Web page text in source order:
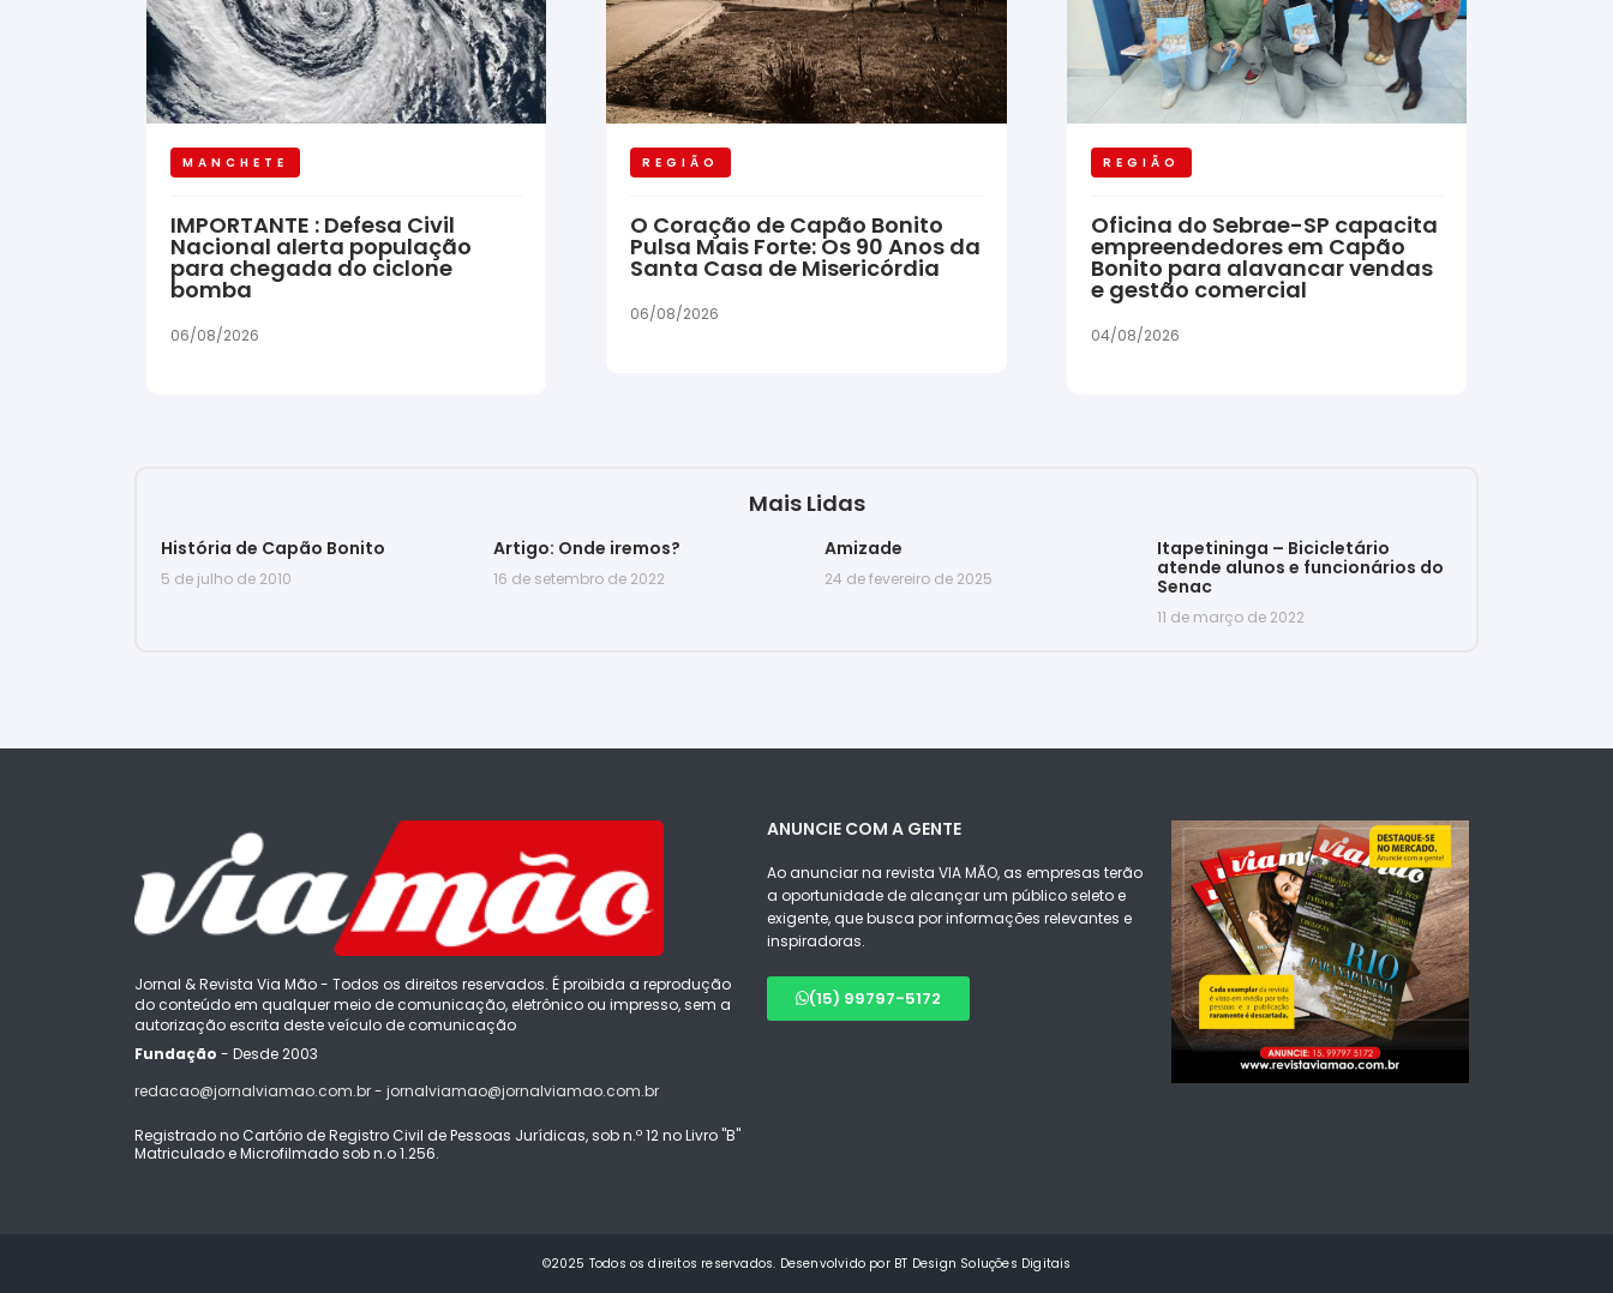
MANCHETE
IMPORTANTE : Defesa Civil
Nacional alerta população
para chegada do ciclone
bomba
06/08/2026
REGIÃO
O Coração de Capão Bonito
Pulsa Mais Forte: Os 90 Anos da
Santa Casa de Misericórdia
06/08/2026
REGIÃO
Oficina do Sebrae-SP capacita
empreendedores em Capão
Bonito para alavancar vendas
e gestão comercial
04/08/2026
Mais Lidas
História de Capão Bonito
5 de julho de 2010
Artigo: Onde iremos?
16 de setembro de 2022
Amizade
24 de fevereiro de 2025
Itapetininga – Bicicletário
atende alunos e funcionários do
Senac
11 de março de 2022
Jornal & Revista Via Mão - Todos os direitos reservados. É proibida a reprodução
do conteúdo em qualquer meio de comunicação, eletrônico ou impresso, sem a
autorização escrita deste veículo de comunicação
Fundação - Desde 2003
redacao@jornalviamao.com.br - jornalviamao@jornalviamao.com.br
Registrado no Cartório de Registro Civil de Pessoas Jurídicas, sob n.º 12 no Livro "B"
Matriculado e Microfilmado sob n.o 1.256.
ANUNCIE COM A GENTE
Ao anunciar na revista VIA MÃO, as empresas terão
a oportunidade de alcançar um público seleto e
exigente, que busca por informações relevantes e
inspiradoras.
(15) 99797-5172
©2025 Todos os direitos reservados. Desenvolvido por BT Design Soluções Digitais